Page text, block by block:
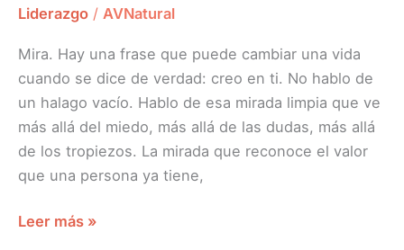
Liderazgo / AVNatural
Mira. Hay una frase que puede cambiar una vida
cuando se dice de verdad: creo en ti. No hablo de
un halago vacío. Hablo de esa mirada limpia que ve
más allá del miedo, más allá de las dudas, más allá
de los tropiezos. La mirada que reconoce el valor
que una persona ya tiene,
Leer más »